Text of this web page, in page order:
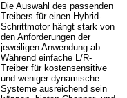
Die Auswahl des passenden
Treibers für einen Hybrid-
Schrittmotor hängt stark von
den Anforderungen der
jeweiligen Anwendung ab.
Während einfache L/R-
Treiber für kostensensitive
und weniger dynamische
Systeme ausreichend sein